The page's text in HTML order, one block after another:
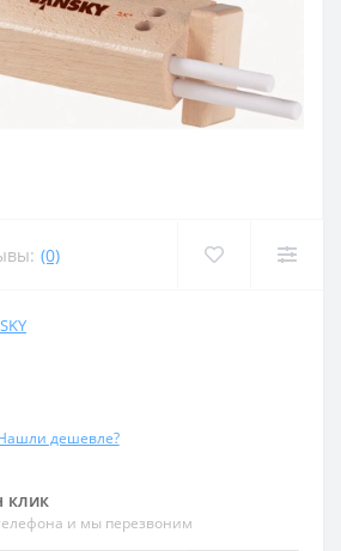
(0)
дешевле?
клик
и мы перезвоним